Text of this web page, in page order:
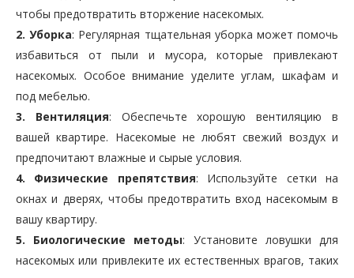
чтобы предотвратить вторжение насекомых.
2. Уборка: Регулярная тщательная уборка может помочь
избавиться от пыли и мусора, которые привлекают
насекомых. Особое внимание уделите углам, шкафам и
под мебелью.
3. Вентиляция: Обеспечьте хорошую вентиляцию в
вашей квартире. Насекомые не любят свежий воздух и
предпочитают влажные и сырые условия.
4. Физические препятствия: Используйте сетки на
окнах и дверях, чтобы предотвратить вход насекомым в
вашу квартиру.
5. Биологические методы: Установите ловушки для
насекомых или привлеките их естественных врагов, таких